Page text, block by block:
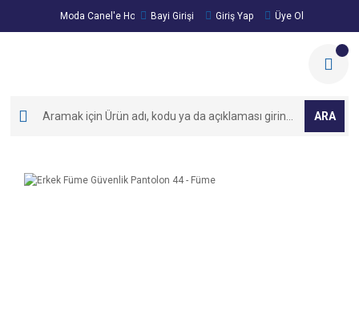
Moda Canel'e Hoşgeldiniz!
Bayi Girişi Giriş Yap Üye Ol
ARA